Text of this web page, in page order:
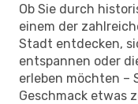
Ob Sie durch
einem der
Stadt entdecken,
entspannen oder
erleben möchten –
Geschmack etwas